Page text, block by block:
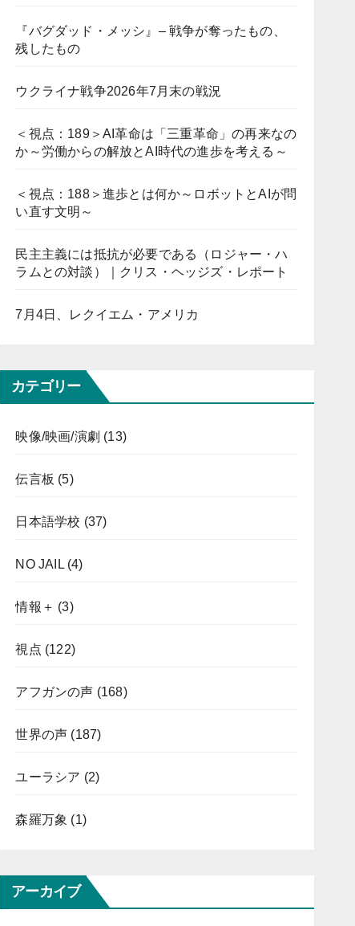
『バグダッド・メッシ』– 戦争が奪ったもの、
残したもの
ウクライナ戦争2026年7月末の戦況
＜視点：189＞AI革命は「三重革命」の再来なの
か～労働からの解放とAI時代の進歩を考える～
＜視点：188＞進歩とは何か～ロボットとAIが問
い直す文明～
民主主義には抵抗が必要である（ロジャー・ハ
ラムとの対談）｜クリス・ヘッジズ・レポート
7月4日、レクイエム・アメリカ
カテゴリー
映像/映画/演劇 (13)
伝言板 (5)
日本語学校 (37)
NO JAIL(4)
情報＋ (3)
視点 (122)
アフガンの声 (168)
世界の声 (187)
ユーラシア (2)
森羅万象 (1)
アーカイブ